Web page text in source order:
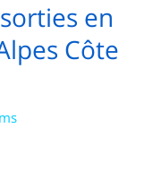
en
Côte